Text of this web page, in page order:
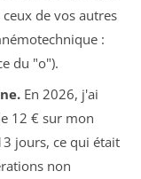
de vos autres
:
du "o").
En 2026, j'ai
12 € sur mon
jours, ce qui était
non